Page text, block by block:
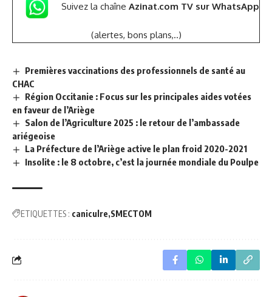
Suivez la chaîne Azinat.com TV sur WhatsApp
(alertes, bons plans,..)
Premières vaccinations des professionnels de santé au
CHAC
Région Occitanie : Focus sur les principales aides votées
en faveur de l’Ariège
Salon de l’Agriculture 2025 : le retour de l’ambassade
ariégeoise
La Préfecture de l’Ariège active le plan froid 2020-2021
Insolite : le 8 octobre, c’est la journée mondiale du Poulpe
ETIQUETTES : caniculre SMECTOM